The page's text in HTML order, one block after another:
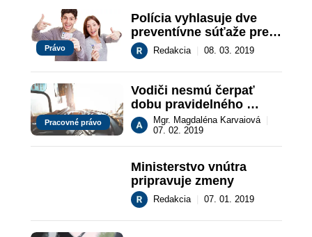
Právo
Polícia vyhlasuje dve
preventívne súťaže pre
základné a stredné
školy, v hre sú aj
vodičáky
Redakcia 08. 03. 2019
Pracovné právo
Vodiči nesmú čerpať
dobu pravidelného
týždenného odpočinku v
aute – inak hrozia
sankcie
Mgr. Magdaléna Karvaiová
07. 02. 2019
Ministerstvo vnútra
pripravuje zmeny
Redakcia 07. 01. 2019